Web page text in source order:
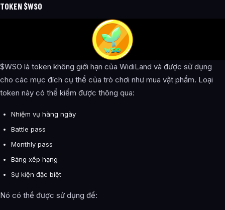
TOKEN $WSO
$WSO là token không giới hạn của WidiLand và được sử dụng
cho các mục đích cụ thể của trò chơi như mua vật phẩm. Loại
token này có thể kiếm được thông qua:
Nhiệm vụ hàng ngày
Battle pass
Monthly pass
Bảng xếp hạng
Sự kiện đặc biệt
Nó có thể được sử dụng để: